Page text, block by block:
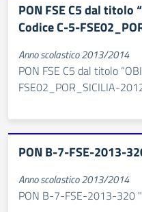
PON FSE C5 dal titolo
Codice C-5-
Anno scolastico 2013/2014
PON FSE C5 dal titolo
FSE02_POR_SICILIA-
PON B-7-FSE-2013-
Anno scolastico 2013/2014
PON B-7-FSE-2013-320